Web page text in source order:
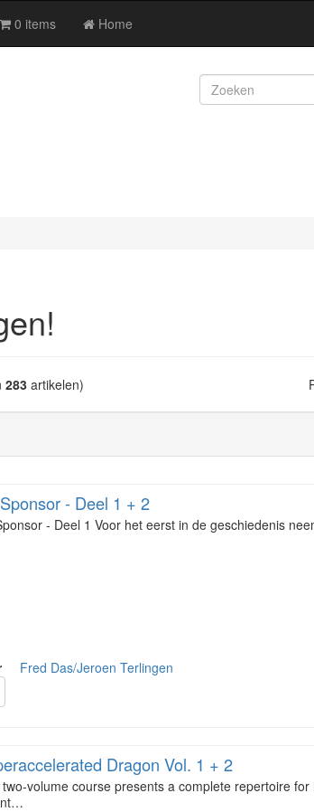
0 items Home
283 artikelen)
- Deel 1 + 2
- Deel 1 Voor het eerst in de geschiedenis
Fred Das/Jeroen Terlingen
Dragon Vol. 1 + 2
volume course presents a complete repertoire